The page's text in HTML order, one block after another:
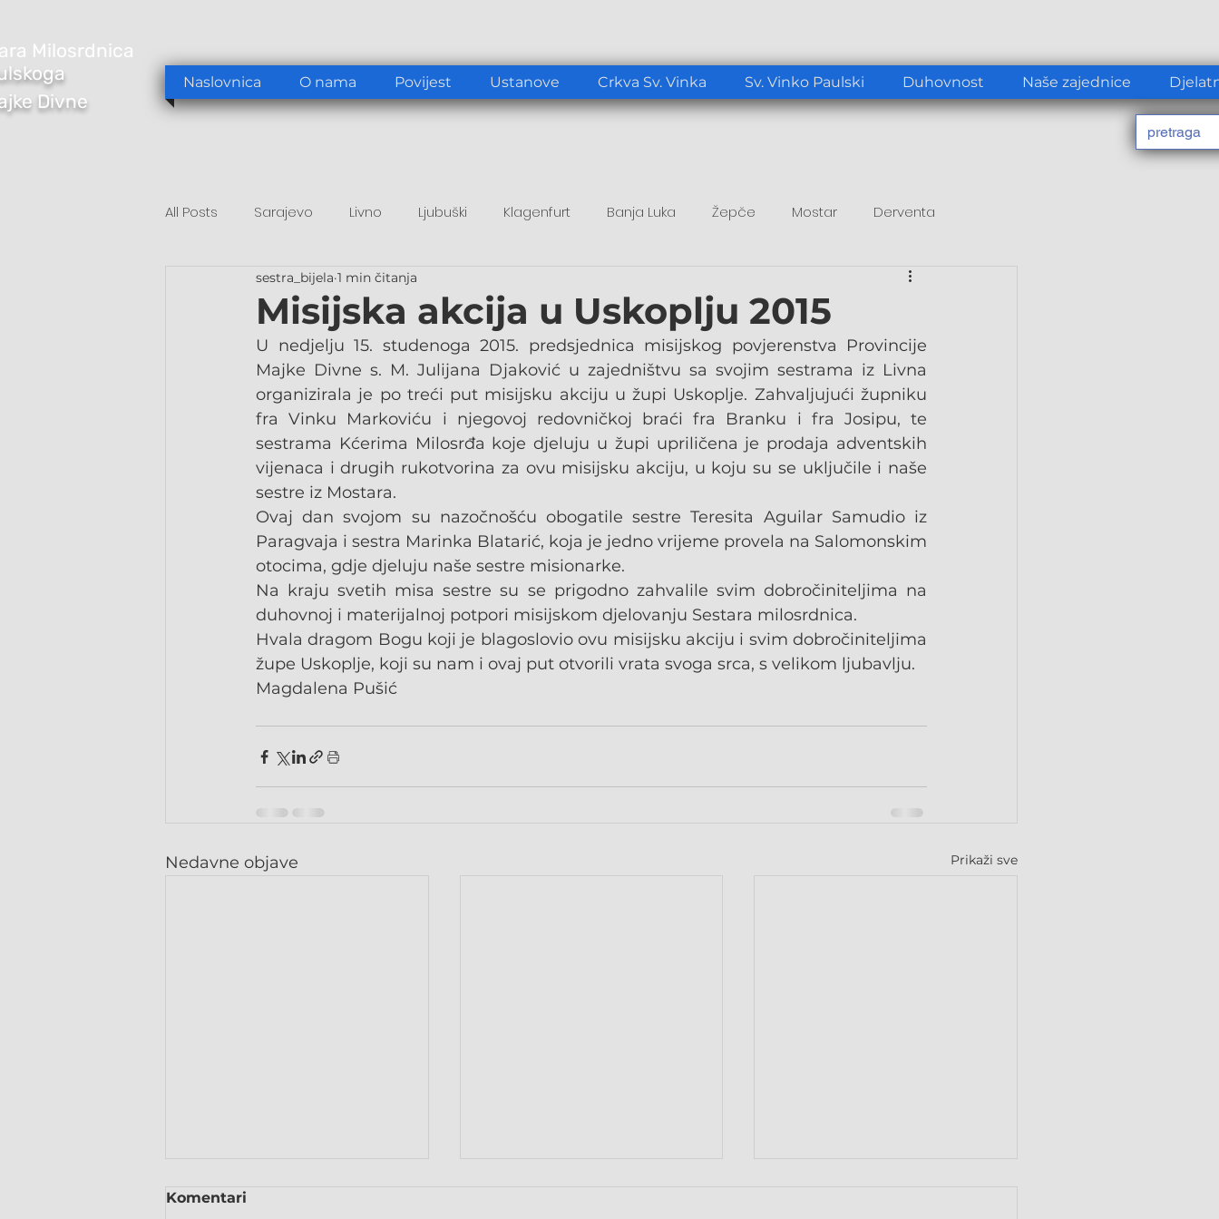
Naslovnica O nama Povijest Ustanove Crkva Sv. Vinka Sv. Vinko Paulski Duhovnost Naše zajednice
Milosrdnica
Divne
All Posts Sarajevo Livno Ljubuški Klagenfurt Banja Luka Žepče Mostar Derventa
Tomislavgrad Sarajevo/Stup
Misijska akcija u Uskoplju 2015
sestra_bijela 1 min čitanja
U nedjelju 15. studenoga 2015. predsjednica misijskog povjerenstva Provincije
Majke Divne s. M. Julijana Djaković u zajedništvu sa svojim sestrama iz Livna
organizirala je po treći put misijsku akciju u župi Uskoplje. Zahvaljujući župniku
fra Vinku Markoviću i njegovoj redovničkoj braći fra Branku i fra Josipu, te
sestrama Kćerima Milosrđa koje djeluju u župi upriličena je prodaja adventskih
vijenaca i drugih rukotvorina za ovu misijsku akciju, u koju su se uključile i naše
sestre iz Mostara.
Ovaj dan svojom su nazočnošću obogatile sestre Teresita Aguilar Samudio iz
Paragvaja i sestra Marinka Blatarić, koja je jedno vrijeme provela na Salomonskim
otocima, gdje djeluju naše sestre misionarke.
Na kraju svetih misa sestre su se prigodno zahvalile svim dobročiniteljima na
duhovnoj i materijalnoj potpori misijskom djelovanju Sestara milosrdnica.
Hvala dragom Bogu koji je blagoslovio ovu misijsku akciju i svim dobročiniteljima
župe Uskoplje, koji su nam i ovaj put otvorili vrata svoga srca, s velikom ljubavlju.
Magdalena Pušić
Nedavne objave Prikaži sve
Komentari